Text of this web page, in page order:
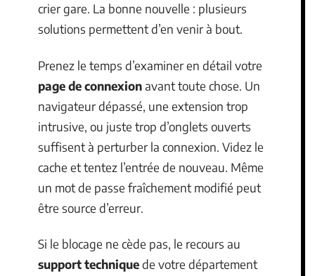
crier gare. La bonne nouvelle : plusieurs
solutions permettent d’en venir à bout.
Prenez le temps d’examiner en détail votre
page de connexionavant toute chose. Un
navigateur dépassé, une extension trop
intrusive, ou juste trop d’onglets ouverts
suffisent à perturber la connexion. Videz le
cache et tentez l’entrée de nouveau. Même
un mot de passe fraîchement modifié peut
être source d’erreur.
Si le blocage ne cède pas, le recours au
support techniquede votre département